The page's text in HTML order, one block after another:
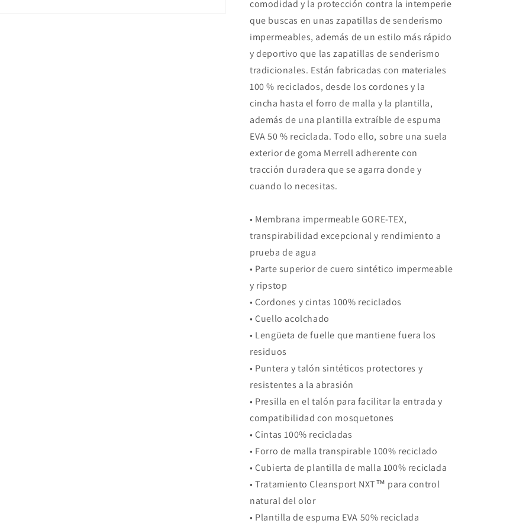
comodidad y la protección contra la intemperie
que buscas en unas zapatillas de senderismo
impermeables, además de un estilo más rápido
y deportivo que las zapatillas de senderismo
tradicionales. Están fabricadas con materiales
100 % reciclados, desde los cordones y la
cincha hasta el forro de malla y la plantilla,
además de una plantilla extraíble de espuma
EVA 50 % reciclada. Todo ello, sobre una suela
exterior de goma Merrell adherente con
tracción duradera que se agarra donde y
cuando lo necesitas.
• Membrana impermeable GORE-TEX,
transpirabilidad excepcional y rendimiento a
prueba de agua
• Parte superior de cuero sintético impermeable
y ripstop
• Cordones y cintas 100% reciclados
• Cuello acolchado
• Lengüeta de fuelle que mantiene fuera los
residuos
• Puntera y talón sintéticos protectores y
resistentes a la abrasión
• Presilla en el talón para facilitar la entrada y
compatibilidad con mosquetones
• Cintas 100% recicladas
• Forro de malla transpirable 100% reciclado
• Cubierta de plantilla de malla 100% reciclada
• Tratamiento Cleansport NXT™ para control
natural del olor
• Plantilla de espuma EVA 50% reciclada